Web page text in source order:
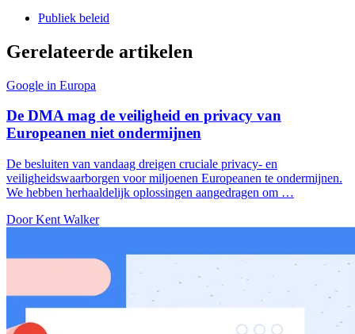
Publiek beleid
Gerelateerde artikelen
Google in Europa
De DMA mag de veiligheid en privacy van
Europeanen niet ondermijnen
De besluiten van vandaag dreigen cruciale privacy- en
veiligheidswaarborgen voor miljoenen Europeanen te ondermijnen.
We hebben herhaaldelijk oplossingen aangedragen om …
Door Kent Walker